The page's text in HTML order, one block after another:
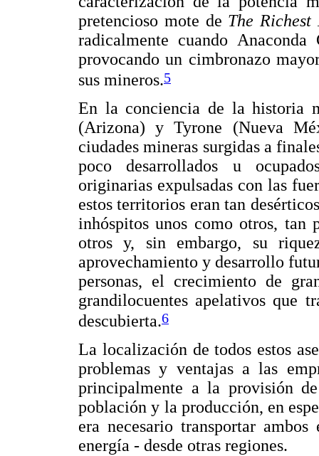
pretencioso mote de The
radicalmente cuando
provocando un cimbronazo
sus mineros.5
En la conciencia de la historia
(Arizona) y Tyrone (Nueva
ciudades mineras surgidas a
poco desarrollados u
originarias expulsadas con las
estos territorios eran tan
inhóspitos unos como otros, tan
otros y, sin embargo, su
aprovechamiento y desarrollo
personas, el crecimiento de
grandilocuentes apelativos que
descubierta.6
La localización de todos estos
problemas y ventajas a las
principalmente a la provisión
población y la producción, en
era necesario transportar
energía - desde otras regiones.